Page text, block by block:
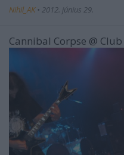
Nihil_AK • 2012. június 29.
Cannibal Corpse @